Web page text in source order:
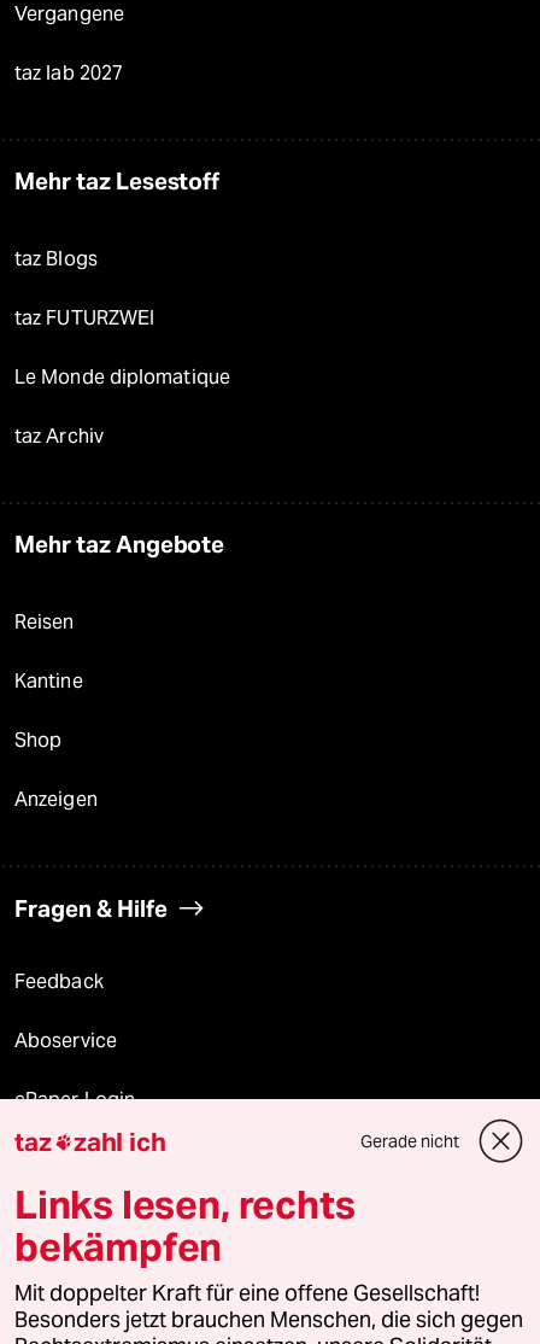
Vergangene
taz lab 2027
Mehr taz Lesestoff
taz Blogs
taz FUTURZWEI
Le Monde diplomatique
taz Archiv
Mehr taz Angebote
Reisen
Kantine
Shop
Anzeigen
Fragen & Hilfe
Feedback
Aboservice
ePaper Login
Downloads für Abonnierende
© 2026 taz Verlags und Vertriebs GmbH
Alle Rechte vorbehalten. Bei rechtlichen Fragen oder für Genehmigungen
wenden Sie sich bitte an
lizenzen@taz.de
taz zahl ich Gerade nicht
Links lesen, rechts
bekämpfen
Mit doppelter Kraft für eine offene Gesellschaft!
Besonders jetzt brauchen Menschen, die sich gegen